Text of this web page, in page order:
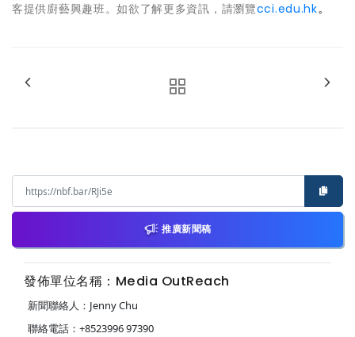
客提供廚藝興趣班。如欲了解更多資訊，請瀏覽cci.edu.hk。
推廣新聞稿
發佈單位名稱：Media OutReach
新聞聯絡人：Jenny Chu
聯絡電話：+8523996 97390